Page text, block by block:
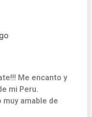
Me encanto y
mi Peru.
muy amable de